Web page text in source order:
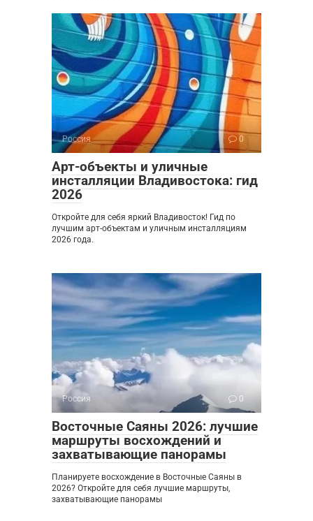
Россия 0
Арт-объекты и уличные
инсталляции Владивостока: гид
2026
Откройте для себя яркий Владивосток! Гид по
лучшим арт-объектам и уличным инсталляциям
2026 года.
Россия 0
Восточные Саяны 2026: лучшие
маршруты восхождений и
захватывающие панорамы
Планируете восхождение в Восточные Саяны в
2026? Откройте для себя лучшие маршруты,
захватывающие панорамы